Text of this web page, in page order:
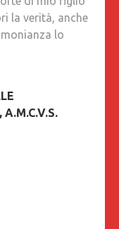
la verità, anche
lo
A.M.C.V.S.